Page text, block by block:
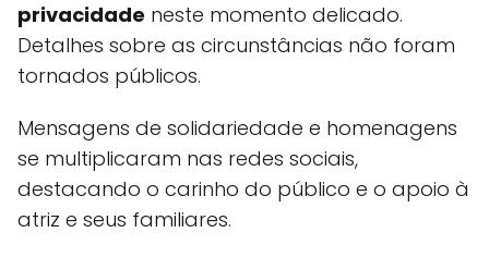
privacidade neste momento delicado.
Detalhes sobre as circunstâncias não foram
tornados públicos.
Mensagens de solidariedade e homenagens
se multiplicaram nas redes sociais,
destacando o carinho do público e o apoio à
atriz e seus familiares.